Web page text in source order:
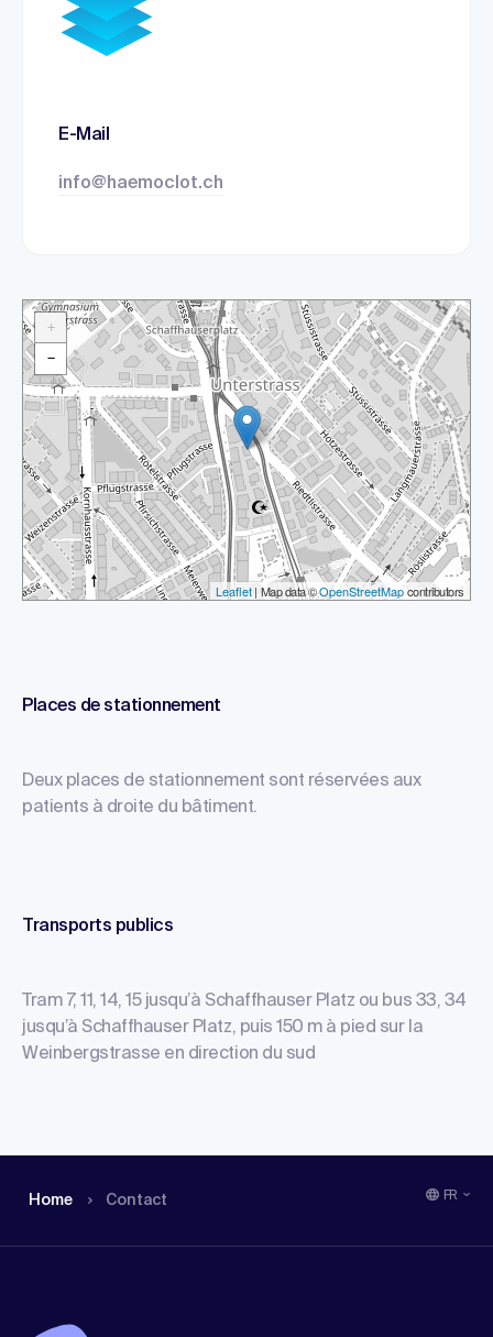
E-Mail
info@haemoclot.ch
+
−
Leaflet| Map data ©OpenStreetMapcontributors
Places de stationnement
Deux places de stationnement sont réservées aux
patients à droite du bâtiment.
Transports publics
Tram 7, 11, 14, 15 jusqu’à Schaffhauser Platz ou bus 33, 34
jusqu’à Schaffhauser Platz, puis 150 m à pied sur la
Weinbergstrasse en direction du sud
Home Contact FR